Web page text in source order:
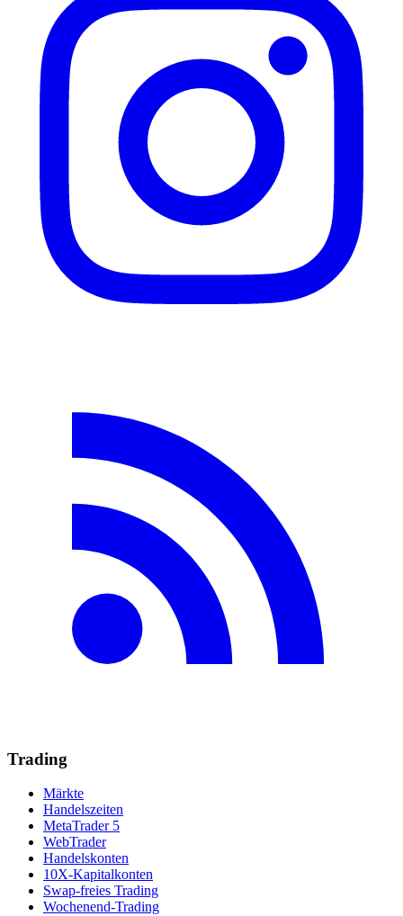
Trading
Märkte
Handelszeiten
MetaTrader 5
WebTrader
Handelskonten
10X-Kapitalkonten
Swap-freies Trading
Wochenend-Trading